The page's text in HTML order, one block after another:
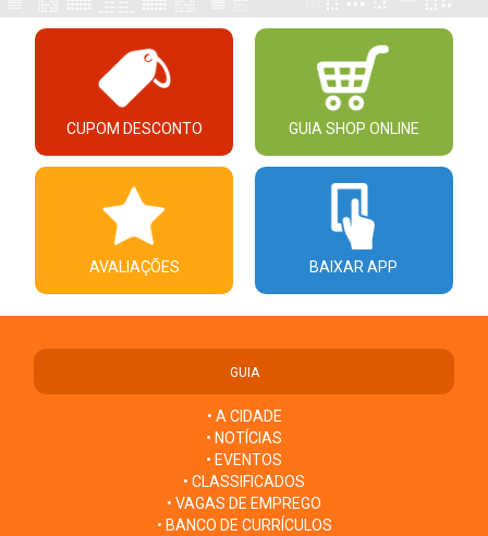
CUPOM DESCONTO GUIA SHOP ONLINE
AVALIAÇÕES BAIXAR APP
GUIA
• A CIDADE
• NOTÍCIAS
• EVENTOS
• CLASSIFICADOS
• VAGAS DE EMPREGO
• BANCO DE CURRÍCULOS